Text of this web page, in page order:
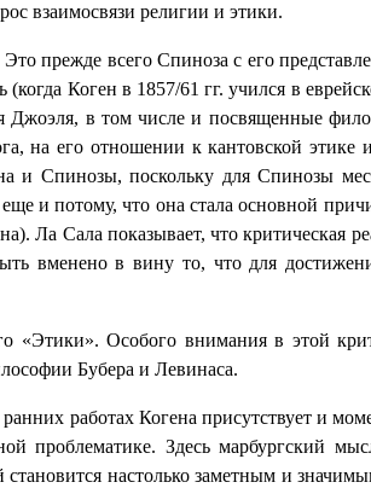
взаимосвязи религии и этики.
прежде всего Спиноза с его
Коген в 1857/61 гг. учился в
Джоэля, в том числе и посвященные
на его отношении к кантовской этике
и Спинозы, поскольку для Спинозы
и потому, что она стала основной
Ла Сала показывает, что критическая
вменено в вину то, что для
Особого внимания в этой
Бубера и Левинаса.
работах Когена присутствует и
проблематике. Здесь марбургский
настолько заметным и